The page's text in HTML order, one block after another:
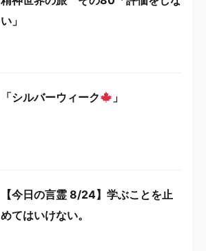
い」
「シルバーウィーク 」
【今日の言霊 8/24】学ぶことを止
めてはいけない。